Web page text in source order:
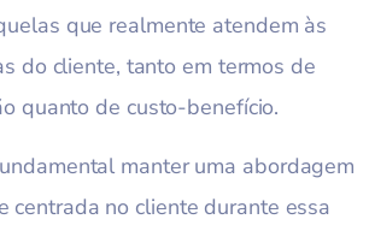
que realmente atendem às
do cliente, tanto em termos de
quanto de custo-benefício.
manter uma abordagem
centrada no cliente durante essa